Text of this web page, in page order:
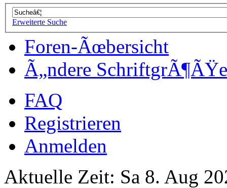
Erweiterte Suche
Foren-Ãœbersicht
Ã„ndere SchriftgrÃ¶ÃŸe
FAQ
Registrieren
Anmelden
Aktuelle Zeit: Sa 8. Aug